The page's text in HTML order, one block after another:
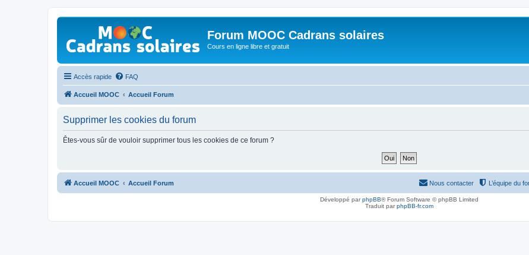
Forum MOOC Cadrans solaires
Cours en ligne libre et gratuit
Accès rapide FAQ
Accueil MOOC Accueil Forum
Supprimer les cookies du forum
Êtes-vous sûr de vouloir supprimer tous les cookies de ce forum ?
Accueil MOOC Accueil Forum L’équipe du
Nous contacter
Développé parphpBB® Forum Software © phpBB Limited
Traduit parphpBB-fr.com